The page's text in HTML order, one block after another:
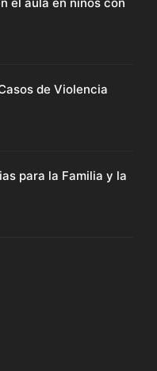
de Violencia
para la Familia y la